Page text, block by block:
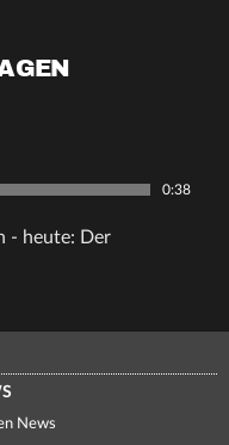
0:38
- heute: Der
News